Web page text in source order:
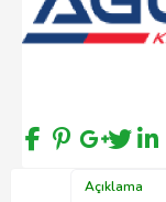
Açıklama